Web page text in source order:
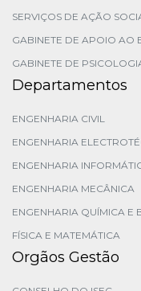
SERVIÇOS DE AÇÃO
GABINETE DE APOIO AO
GABINETE DE
Departamentos
ENGENHARIA CIVIL
ENGENHARIA
ENGENHARIA
ENGENHARIA MECÂNICA
ENGENHARIA QUÍMICA E
FÍSICA E MATEMÁTICA
Orgãos Gestão